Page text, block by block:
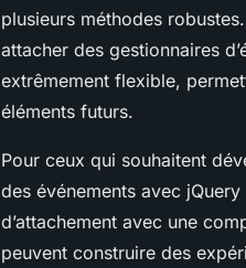
plusieurs méthodes
attacher des gestionnaires
extrêmement flexible,
éléments futurs.
Pour ceux qui souhaitent
des événements avec
d’attachement avec une
peuvent construire des